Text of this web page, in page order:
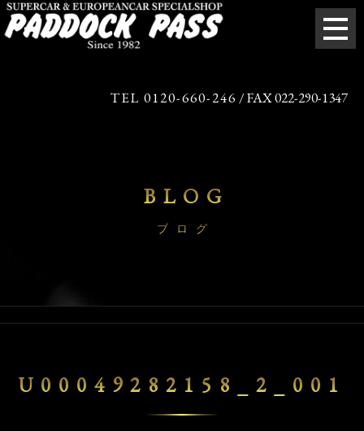
TEL 0120-660-246 / FAX 022-290-1347
BLOG
ブログ
U00049282158_2_001